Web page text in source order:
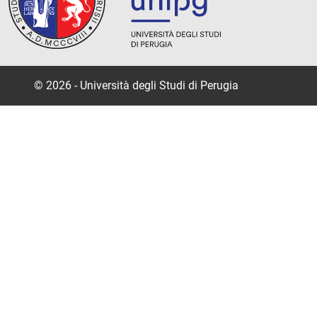
© 2026 - Università degli Studi di Perugia